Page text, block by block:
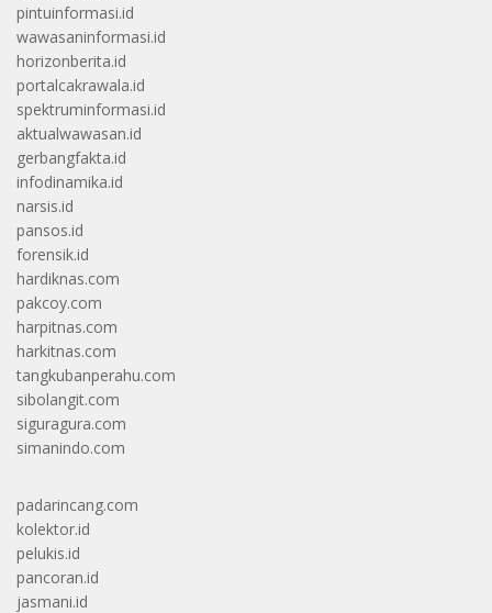
pintuinformasi.id
wawasaninformasi.id
horizonberita.id
portalcakrawala.id
spektruminformasi.id
aktualwawasan.id
gerbangfakta.id
infodinamika.id
narsis.id
pansos.id
forensik.id
hardiknas.com
pakcoy.com
harpitnas.com
harkitnas.com
tangkubanperahu.com
sibolangit.com
siguragura.com
simanindo.com
padarincang.com
kolektor.id
pelukis.id
pancoran.id
jasmani.id